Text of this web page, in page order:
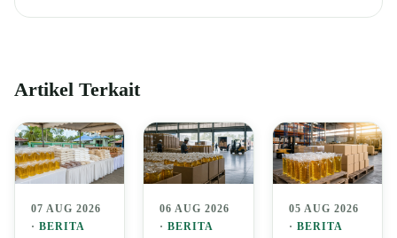
Artikel Terkait
07 AUG 2026
· BERITA
06 AUG 2026
·BERITA
05 AUG 2026
· BERITA